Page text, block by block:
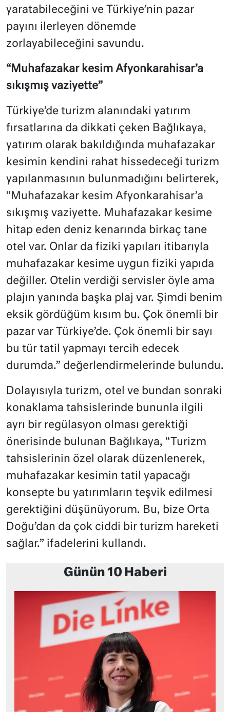
yaratabileceğini ve Türkiye’nin pazar
payını ilerleyen dönemde
zorlayabileceğini savundu.
“Muhafazakar kesim Afyonkarahisar’a
sıkışmış vaziyette”
Türkiye’de turizm alanındaki yatırım
fırsatlarına da dikkati çeken Bağlıkaya,
yatırım olarak bakıldığında muhafazakar
kesimin kendini rahat hissedeceği turizm
yapılanmasının bulunmadığını belirterek,
“Muhafazakar kesim Afyonkarahisar’a
sıkışmış vaziyette. Muhafazakar kesime
hitap eden deniz kenarında birkaç tane
otel var. Onlar da fiziki yapıları itibarıyla
muhafazakar kesime uygun fiziki yapıda
değiller. Otelin verdiği servisler öyle ama
plajın yanında başka plaj var. Şimdi benim
eksik gördüğüm kısım bu. Çok önemli bir
pazar var Türkiye’de. Çok önemli bir sayı
bu tür tatil yapmayı tercih edecek
durumda.” değerlendirmelerinde bulundu.
Dolayısıyla turizm, otel ve bundan sonraki
konaklama tahsislerinde bununla ilgili
ayrı bir regülasyon olması gerektiği
önerisinde bulunan Bağlıkaya, “Turizm
tahsislerinin özel olarak düzenlenerek,
muhafazakar kesimin tatil yapacağı
konsepte bu yatırımların teşvik edilmesi
gerektiğini düşünüyorum. Bu, bize Orta
Doğu’dan da çok ciddi bir turizm hareketi
sağlar.” ifadelerini kullandı.
Günün 10 Haberi